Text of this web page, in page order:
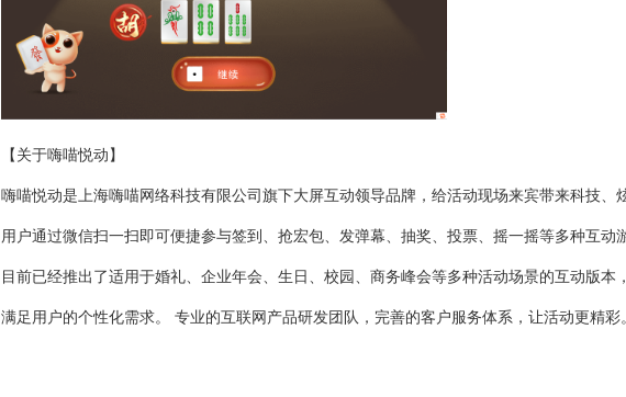
【关于嗨喵悦动】
嗨喵悦动是上海嗨喵网络科技有限公司旗下大屏互动领导品牌，给活动现场来宾带来科技、
用户通过微信扫一扫即可便捷参与签到、抢宏包、发弹幕、抽奖、投票、摇一摇等多种互动
目前已经推出了适用于婚礼、企业年会、生日、校园、商务峰会等多种活动场景的互动版本，
满足用户的个性化需求。 专业的互联网产品研发团队，完善的客户服务体系，让活动更精彩